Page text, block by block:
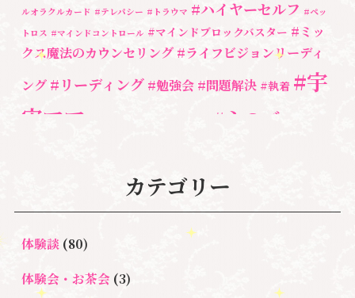
ルオラクルカード #テレパシー #トラウマ #ハイヤーセルフ #ペッ
トロス #マインドコントロール #マインドブロックバスター #ミッ
クス魔法のカウンセリング #ライフビジョンリーディ
ング #リーディング #勉強会 #問題解決 #執着 #宇
宙ママ
#心のブロッ
#自分と向き合う #自分軸 #親子のトラウマ
心のよりどころ 新着情報
ルカード ＃ハイヤーセルフ
ックバスター
＃マインドブロックバ
カテゴリー
体験談(80)
体験会・お茶会(3)